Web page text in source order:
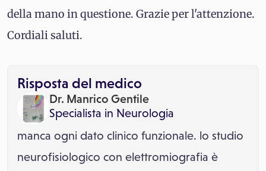
della mano in questione. Grazie per l'attenzione.
Cordiali saluti.
Risposta del medico
Dr. Manrico Gentile
Specialista in Neurologia
manca ogni dato clinico funzionale. lo studio
neurofisiologico con elettromiografia è